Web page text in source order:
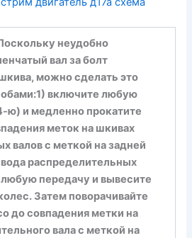
неудобно
вал за болт
можно сделать это
1) включите любую
ю) и медленно прокатите
меток на шкивах
валов с меткой на задней
распределительных
передачу и вывесите
Затем поворачивайте
до совпадения метки на
вала с меткой на